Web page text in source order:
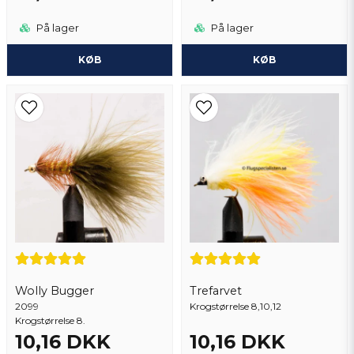
På lager
KØB
På lager
KØB
Wolly Bugger
2099
Krogstørrelse 8.
10,16 DKK
Trefarvet
Krogstørrelse 8,10,12
10,16 DKK